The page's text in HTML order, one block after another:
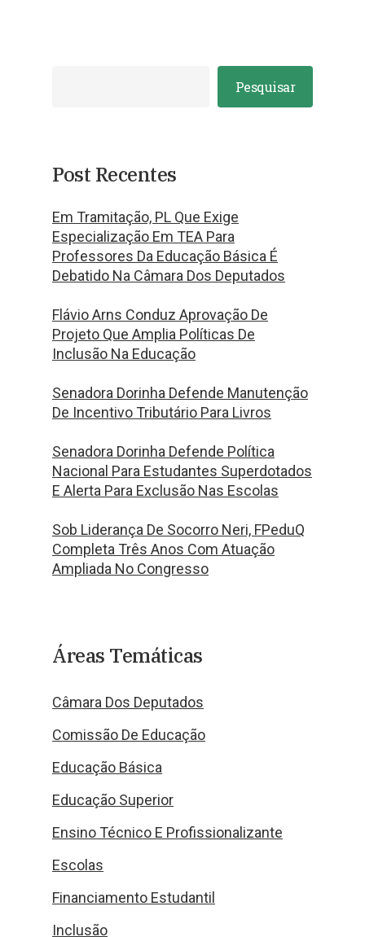
Pesquisar
Post Recentes
Em Tramitação, PL Que Exige
Especialização Em TEA Para
Professores Da Educação Básica É
Debatido Na Câmara Dos Deputados
Flávio Arns Conduz Aprovação De
Projeto Que Amplia Políticas De
Inclusão Na Educação
Senadora Dorinha Defende Manutenção
De Incentivo Tributário Para Livros
Senadora Dorinha Defende Política
Nacional Para Estudantes Superdotados
E Alerta Para Exclusão Nas Escolas
Sob Liderança De Socorro Neri, FPeduQ
Completa Três Anos Com Atuação
Ampliada No Congresso
Áreas Temáticas
Câmara Dos Deputados
Comissão De Educação
Educação Básica
Educação Superior
Ensino Técnico E Profissionalizante
Escolas
Financiamento Estudantil
Inclusão